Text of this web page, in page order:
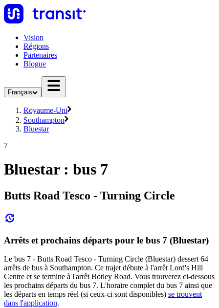
Vision
Régions
Partenaires
Blogue
Français
Royaume-Uni
Southampton
Bluestar
7
Bluestar : bus 7
Butts Road Tesco - Turning Circle
Arrêts et prochains départs pour le bus 7 (Bluestar)
Le bus 7 - Butts Road Tesco - Turning Circle (Bluestar) dessert 64
arrêts de bus à Southampton. Ce trajet débute à l'arrêt Lord's Hill
Centre et se termine à l'arrêt Botley Road. Vous trouverez ci-dessous
les prochains départs du bus 7. L'horaire complet du bus 7 ainsi que
les départs en temps réel (si ceux-ci sont disponibles) se trouvent
dans l'application.